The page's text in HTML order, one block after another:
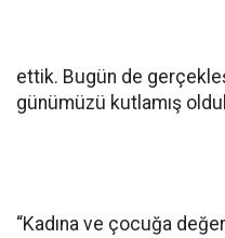
ettik. Bugün de
günümüzü kutlamış
“Kadına ve çocuğa